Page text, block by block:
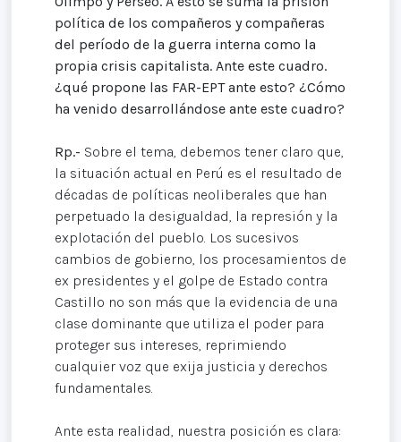
política de los compañeros y compañeras
del período de la guerra interna como la
propia crisis capitalista. Ante este cuadro.
¿qué propone las FAR-EPT ante esto? ¿Cómo
ha venido desarrollándose ante este cuadro?
Rp.- Sobre el tema, debemos tener claro que,
la situación actual en Perú es el resultado de
décadas de políticas neoliberales que han
perpetuado la desigualdad, la represión y la
explotación del pueblo. Los sucesivos
cambios de gobierno, los procesamientos de
ex presidentes y el golpe de Estado contra
Castillo no son más que la evidencia de una
clase dominante que utiliza el poder para
proteger sus intereses, reprimiendo
cualquier voz que exija justicia y derechos
fundamentales.
Ante esta realidad, nuestra posición es clara: